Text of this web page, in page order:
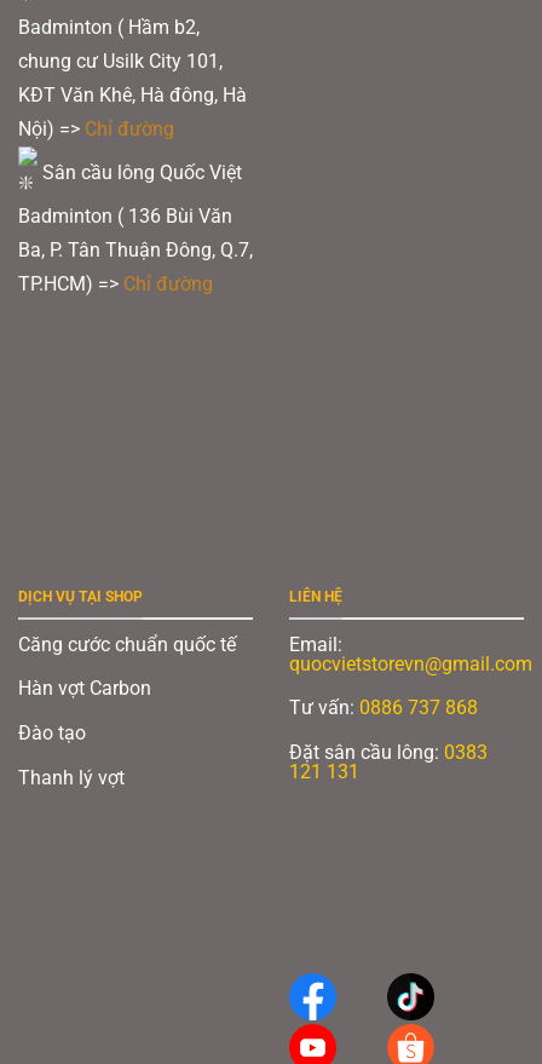
Badminton ( Hầm b2,
chung cư Usilk City 101,
KĐT Văn Khê, Hà đông, Hà
Nội) => Chỉ đường
Sân cầu lông Quốc Việt
Badminton ( 136 Bùi Văn
Ba, P. Tân Thuận Đông, Q.7,
TP.HCM) => Chỉ đường
DỊCH VỤ TẠI SHOP
Căng cước chuẩn quốc tế
Hàn vợt Carbon
Đào tạo
Thanh lý vợt
LIÊN HỆ
Email:
quocvietstorevn@gmail.com
Tư vấn: 0886 737 868
Đặt sân cầu lông: 0383
121 131